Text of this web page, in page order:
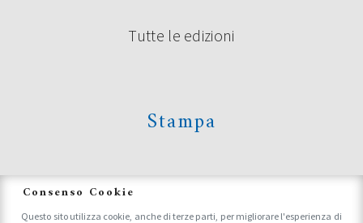
Tutte le edizioni
Stampa
Consenso Cookie
Questo sito utilizza cookie, anche di terze parti, per migliorare l'esperienza di